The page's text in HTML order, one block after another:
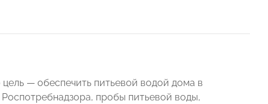
— обеспечить питьевой водой дома в
Роспотребнадзора, пробы питьевой воды,